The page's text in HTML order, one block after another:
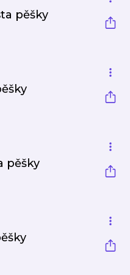
pěšky
pěšky